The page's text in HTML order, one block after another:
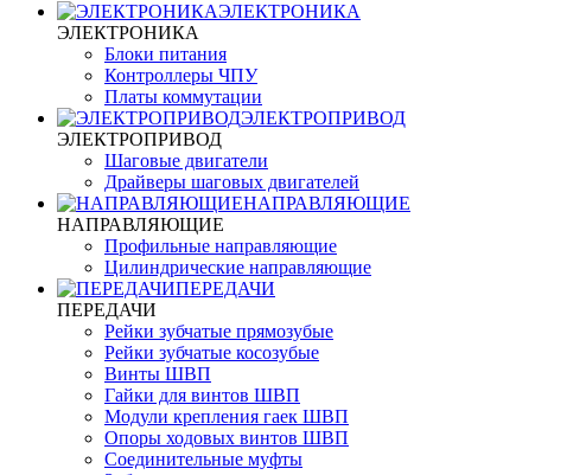
ЭЛЕКТРОНИКА
ЭЛЕКТРОНИКА
Блоки питания
Контроллеры ЧПУ
Платы коммутации
ЭЛЕКТРОПРИВОД
ЭЛЕКТРОПРИВОД
Шаговые двигатели
Драйверы шаговых двигателей
НАПРАВЛЯЮЩИЕ
НАПРАВЛЯЮЩИЕ
Профильные направляющие
Цилиндрические направляющие
ПЕРЕДАЧИ
ПЕРЕДАЧИ
Рейки зубчатые прямозубые
Рейки зубчатые косозубые
Винты ШВП
Гайки для винтов ШВП
Модули крепления гаек ШВП
Опоры ходовых винтов ШВП
Соединительные муфты